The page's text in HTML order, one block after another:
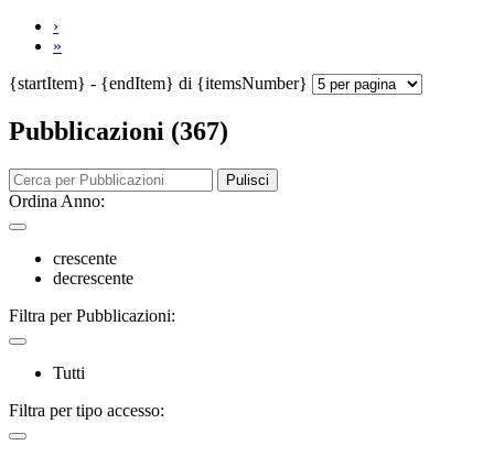
›
»
{startItem} - {endItem} di {itemsNumber}
Pubblicazioni (367)
Pulisci
Ordina Anno:
crescente
decrescente
Filtra per Pubblicazioni:
Tutti
Filtra per tipo accesso: